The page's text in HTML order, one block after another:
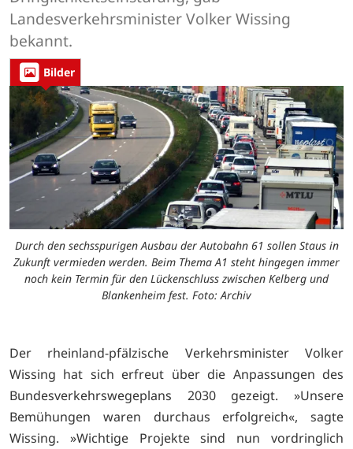
Landesverkehrsminister Volker Wissing
bekannt.
Bilder
Durch den sechsspurigen Ausbau der Autobahn 61 sollen Staus in
Zukunft vermieden werden. Beim Thema A1 steht hingegen immer
noch kein Termin für den Lückenschluss zwischen Kelberg und
Blankenheim fest. Foto: Archiv
Der rheinland-pfälzische Verkehrsminister Volker
Wissing hat sich erfreut über die Anpassungen des
Bundesverkehrswegeplans 2030 gezeigt. »Unsere
Bemühungen waren durchaus erfolgreich«, sagte
Wissing. »Wichtige Projekte sind nun vordringlich